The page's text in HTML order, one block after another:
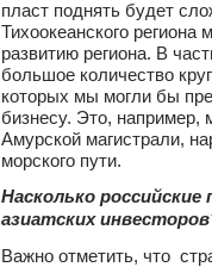
пласт поднять будет
Тихоокеанского
развитию региона. В
большое количество
которых мы могли бы
бизнесу. Это, например,
Амурской магистрали,
морского пути.
Насколько
азиатских
Важно отметить, что